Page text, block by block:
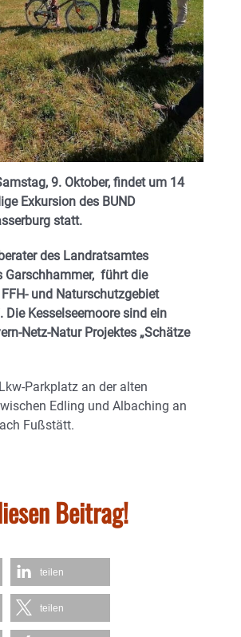
9. Oktober, findet um 14
Exkursion des BUND
statt.
des Landratsamtes
Garschhammer, führt die
und Naturschutzgebiet
Die Kesselseemoore sind ein
Netz-Natur Projektes „Schätze
Parkplatz an der alten
Edling und Albaching an
Fußstätt.
Beitrag!
teilen
teilen